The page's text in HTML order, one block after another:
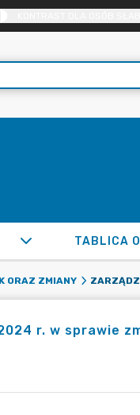
TABLICA
ORAZ ZMIANY
r. w sprawie